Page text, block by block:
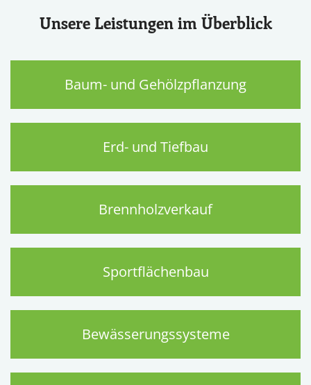
Unsere Leistungen im Überblick
Baum- und Gehölzpflanzung
Erd- und Tiefbau
Brennholzverkauf
Sportflächenbau
Bewässerungssysteme